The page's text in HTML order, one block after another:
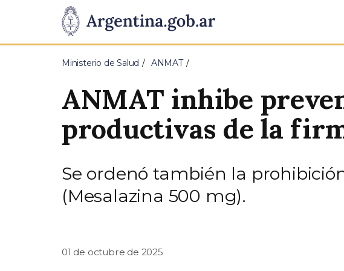
Presidencia
de
Pasar al contenido principal
Ministerio de Salud ANMAT
ANMAT inhibe
productivas de la
Se ordenó también la
(Mesalazina 500 mg).
01 de octubre de 2025